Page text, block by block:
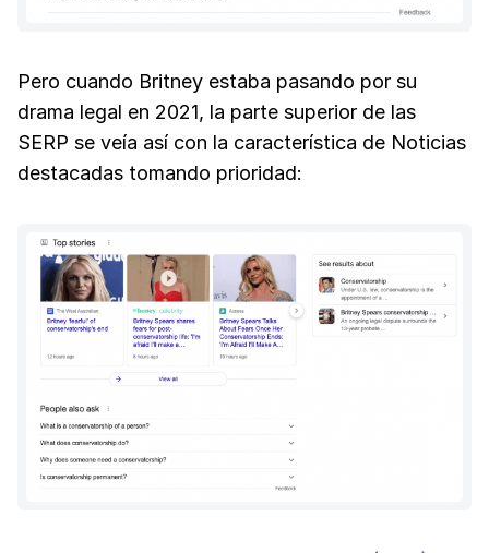
Pero cuando Britney estaba pasando por su
drama legal en 2021, la parte superior de las
SERP se veía así con la característica de Noticias
destacadas tomando prioridad: